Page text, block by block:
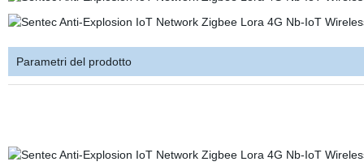
Parametri del prodotto